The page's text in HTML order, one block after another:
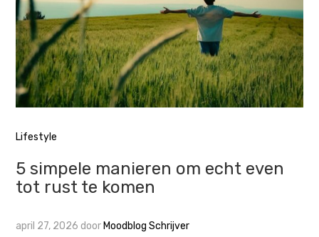
Lifestyle
5 simpele manieren om echt even
tot rust te komen
april 27, 2026 door Moodblog Schrijver